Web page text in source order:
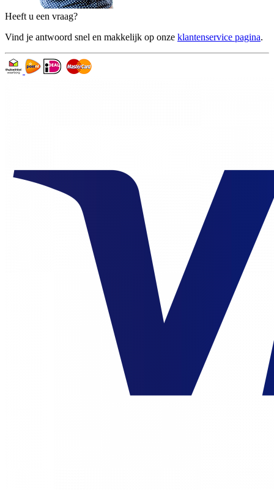
Heeft u een vraag?
Vind je antwoord snel en makkelijk op onze klantenservice pagina.